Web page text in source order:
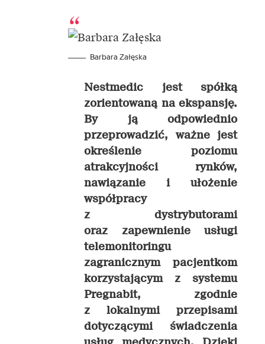
Barbara Załęska
Nestmedic jest spółką
zorientowaną na ekspansję.
By ją odpowiednio
przeprowadzić, ważne jest
określenie poziomu
atrakcyjności rynków,
nawiązanie i ułożenie
współpracy
z dystrybutorami
oraz zapewnienie usługi
telemonitoringu
zagranicznym pacjentkom
korzystającym z systemu
Pregnabit, zgodnie
z lokalnymi przepisami
dotyczącymi świadczenia